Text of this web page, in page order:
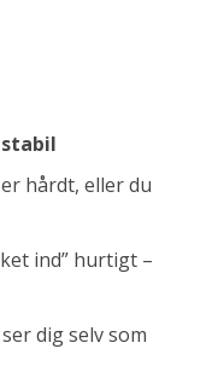
hårdt, eller du
ind” hurtigt –
dig selv som